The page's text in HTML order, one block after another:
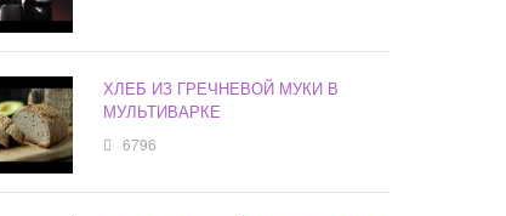
ХЛЕБ ИЗ ГРЕЧНЕВОЙ МУКИ В
МУЛЬТИВАРКЕ
6796